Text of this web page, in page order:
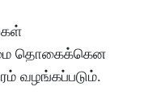
தொகைக்கென
வழங்கப்படும்.